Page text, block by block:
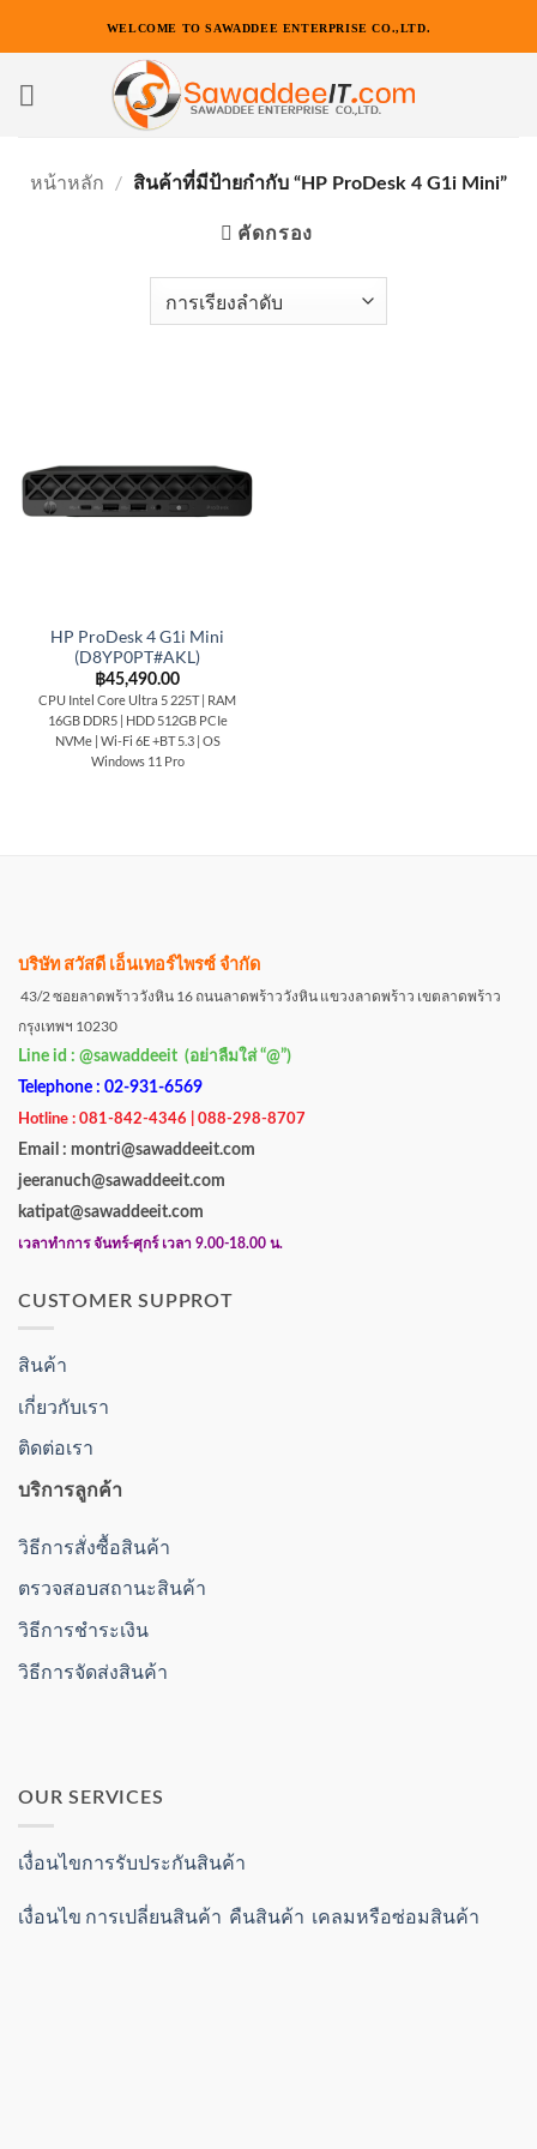
เนื้อหา
WELCOME TO SAWADDEE ENTERPRISE CO.,LTD.
หน้าหลัก / สินค้าที่มีป้ายกำกับ “HP ProDesk 4 G1i Mini”
คัดกรอง
HP ProDesk 4 G1i Mini
(D8YP0PT#AKL)
฿45,490.00
CPU Intel Core Ultra 5 225T | RAM
16GB DDR5 | HDD 512GB PCIe
NVMe | Wi-Fi 6E +BT 5.3 | OS
Windows 11 Pro
บริษัท สวัสดี เอ็นเทอร์ไพรซ์ จำกัด
43/2 ซอยลาดพร้าววังหิน 16 ถนนลาดพร้าววังหิน แขวงลาดพร้าว เขตลาดพร้าว
กรุงเทพฯ 10230
Line id : @sawaddeeit (อย่าลืมใส่ “@”)
Telephone : 02-931-6569
Hotline : 081-842-4346 | 088-298-8707
Email : montri@sawaddeeit.com
jeeranuch@sawaddeeit.com
katipat@sawaddeeit.com
เวลาทำการ จันทร์-ศุกร์ เวลา 9.00-18.00 น.
CUSTOMER SUPPROT
สินค้า
เกี่ยวกับเรา
ติดต่อเรา
บริการลูกค้า
วิธีการสั่งซื้อสินค้า
ตรวจสอบสถานะสินค้า
วิธีการชำระเงิน
วิธีการจัดส่งสินค้า
OUR SERVICES
เงื่อนไขการรับประกันสินค้า
เงื่อนไข การเปลี่ยนสินค้า คืนสินค้า เคลมหรือซ่อมสินค้า